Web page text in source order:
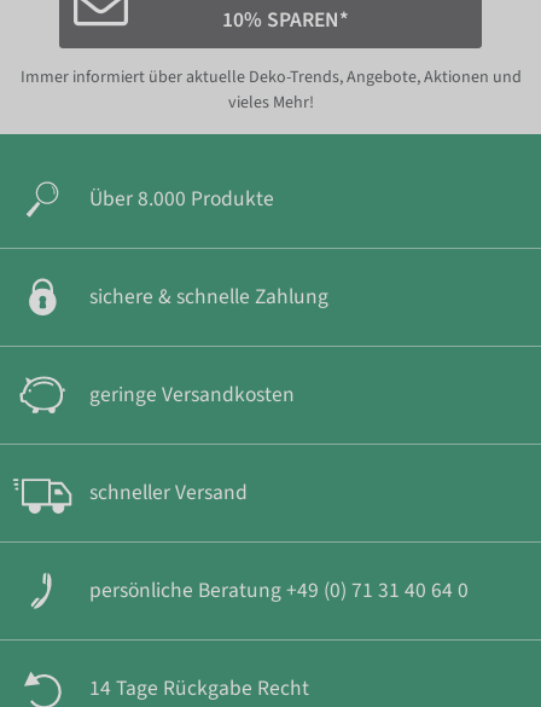
10% SPAREN*
Immer informiert über aktuelle Deko-Trends, Angebote, Aktionen und
vieles Mehr!
Über 8.000 Produkte
sichere & schnelle Zahlung
geringe Versandkosten
schneller Versand
persönliche Beratung +49 (0) 71 31 40 64 0
14 Tage Rückgabe Recht